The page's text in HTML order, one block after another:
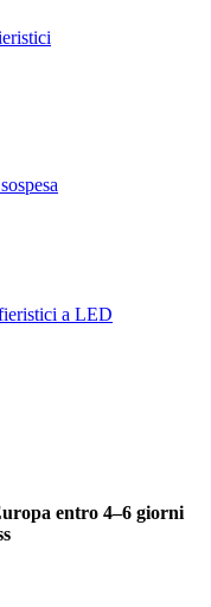
a LED
entro 4–6 giorni